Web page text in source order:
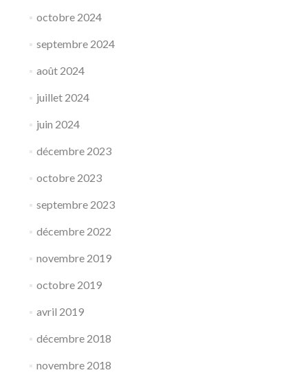
octobre 2024
septembre 2024
août 2024
juillet 2024
juin 2024
décembre 2023
octobre 2023
septembre 2023
décembre 2022
novembre 2019
octobre 2019
avril 2019
décembre 2018
novembre 2018